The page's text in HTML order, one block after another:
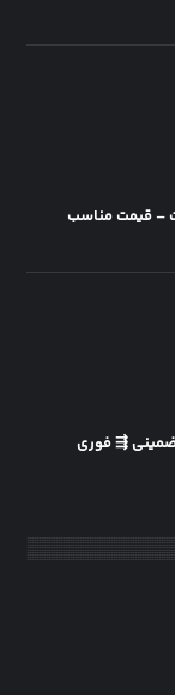
– قیمت مناسب
⇶ فوری